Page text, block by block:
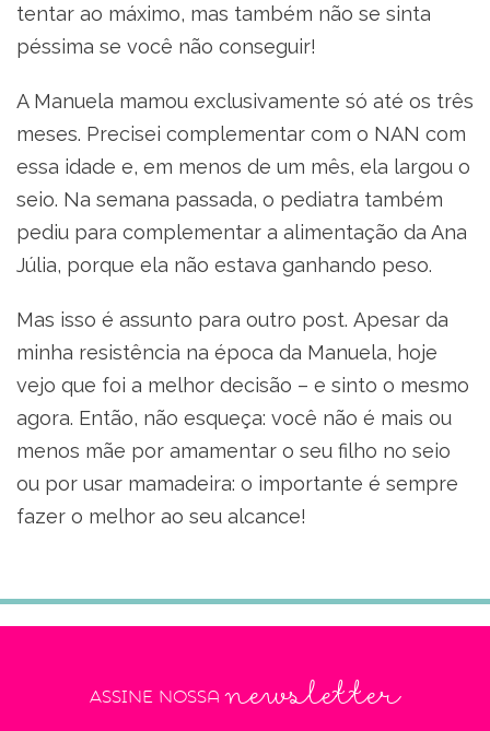
tentar ao máximo, mas também não se sinta
péssima se você não conseguir!
A Manuela mamou exclusivamente só até os três
meses. Precisei complementar com o NAN com
essa idade e, em menos de um mês, ela largou o
seio. Na semana passada, o pediatra também
pediu para complementar a alimentação da Ana
Júlia, porque ela não estava ganhando peso.
Mas isso é assunto para outro post. Apesar da
minha resistência na época da Manuela, hoje
vejo que foi a melhor decisão – e sinto o mesmo
agora. Então, não esqueça: você não é mais ou
menos mãe por amamentar o seu filho no seio
ou por usar mamadeira: o importante é sempre
fazer o melhor ao seu alcance!
Assine nossanewsletter